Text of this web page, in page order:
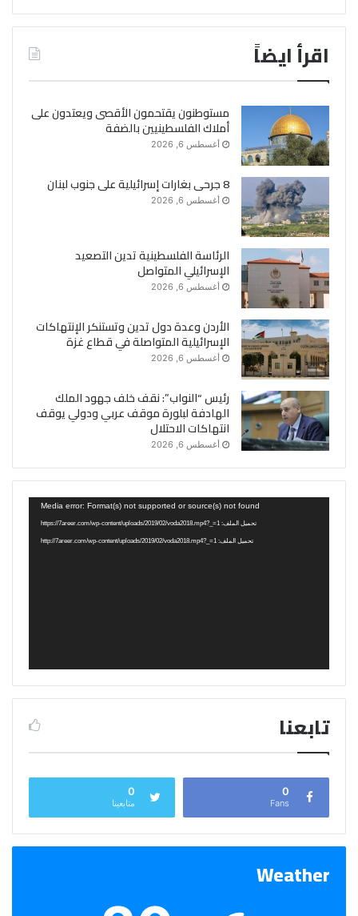
اقرأ ايضاً
مستوطنون يقتحمون الأقصى ويعتدون على
أملاك الفلسطينيين بالضفة
أغسطس 6, 2026
8 جرحى بغارات إسرائيلية على جنوب لبنان
أغسطس 6, 2026
الرئاسة الفلسطينية تدين التصعيد
الإسرائيلي المتواصل
أغسطس 6, 2026
الأردن وعدة دول تدين وتستنكر الإنتهاكات
الإسرائيلية المتواصلة في قطاع غزة
أغسطس 6, 2026
رئيس “النواب”: نقف خلف جهود الملك
الهادفة لبلورة موقف عربي ودولي يوقف
انتهاكات الاحتلال
أغسطس 6, 2026
Media error: Format(s) not supported or source(s) not found
تحميل الملف: https://7areer.com/wp-content/uploads/2019/02/voda2018.mp4?_=1
تحميل الملف: http://7areer.com/wp-content/uploads/2019/02/voda2018.mp4?_=1
تابعنا
0
Fans
0
متابعينا
Weather